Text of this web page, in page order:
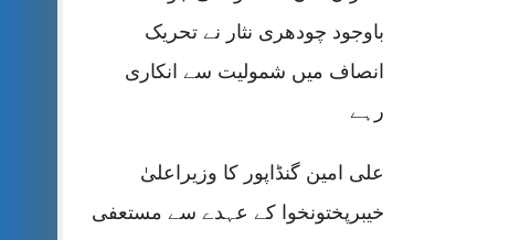
باوجود چودھری نثار نے تحریک
انصاف میں شمولیت سے انکاری
رہے
علی امین گنڈاپور کا وزیراعلیٰ
خیبرپختونخوا کے عہدے سے مستعفی